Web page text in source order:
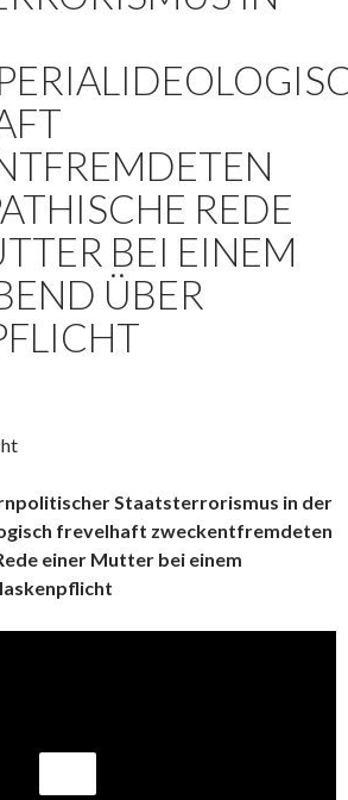
REDE
BEI EINEM
ÜBER
Staatsterrorismus in der
frevelhaft zweckentfremdeten
einer Mutter bei einem